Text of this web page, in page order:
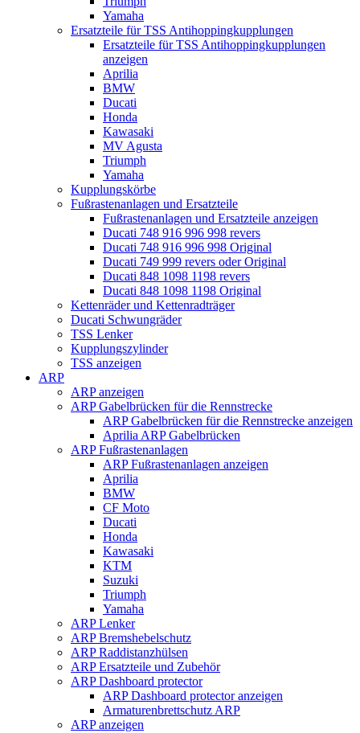
Yamaha
Ersatzteile für TSS Antihoppingkupplungen
Ersatzteile für TSS Antihoppingkupplungen
anzeigen
Aprilia
BMW
Ducati
Honda
Kawasaki
MV Agusta
Triumph
Yamaha
Kupplungskörbe
Fußrastenanlagen und Ersatzteile
Fußrastenanlagen und Ersatzteile anzeigen
Ducati 748 916 996 998 revers
Ducati 748 916 996 998 Original
Ducati 749 999 revers oder Original
Ducati 848 1098 1198 revers
Ducati 848 1098 1198 Original
Kettenräder und Kettenradträger
Ducati Schwungräder
TSS Lenker
Kupplungszylinder
TSS anzeigen
ARP
ARP anzeigen
ARP Gabelbrücken für die Rennstrecke
ARP Gabelbrücken für die Rennstrecke anzeigen
Aprilia ARP Gabelbrücken
ARP Fußrastenanlagen
ARP Fußrastenanlagen anzeigen
Aprilia
BMW
CF Moto
Ducati
Honda
Kawasaki
KTM
Suzuki
Triumph
Yamaha
ARP Lenker
ARP Bremshebelschutz
ARP Raddistanzhülsen
ARP Ersatzteile und Zubehör
ARP Dashboard protector
ARP Dashboard protector anzeigen
Armaturenbrettschutz ARP
ARP anzeigen